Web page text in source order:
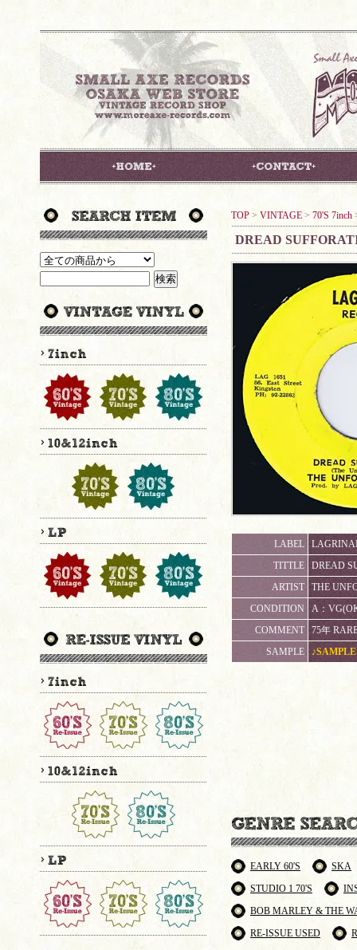
TOP > VINTAGE > 70'S 7inch
DREAD
LABEL
TITTLE
DREAD
ARTIST
THE
CONDITION
A：
COMMENT
75年
SAMPLE
♪SAMPLE
EARLY 60'S
SKA
STUDIO 1 70'S
BOB MARLEY & THE
RE-ISSUE USED